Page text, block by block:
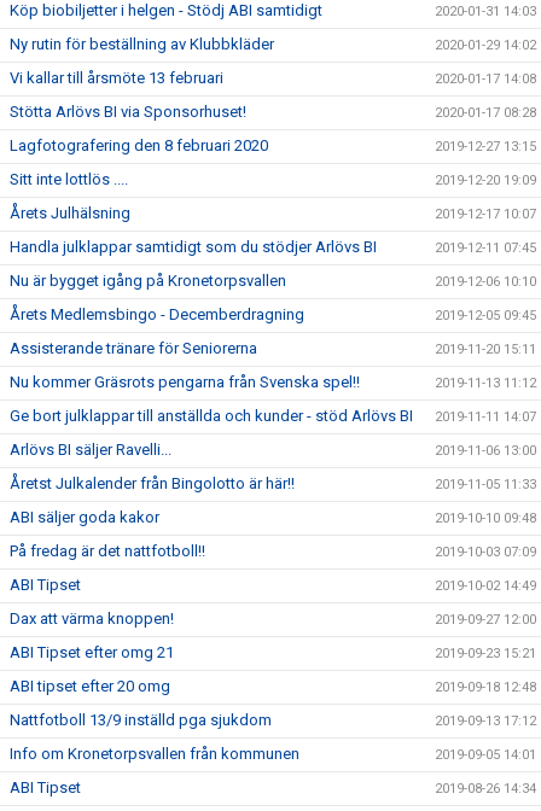
Köp biobiljetter i helgen - Stödj ABI samtidigt 2020-01-31 14:03
Ny rutin för beställning av Klubbkläder 2020-01-29 14:02
Vi kallar till årsmöte 13 februari 2020-01-17 14:08
Stötta Arlövs BI via Sponsorhuset! 2020-01-17 08:28
Lagfotografering den 8 februari 2020 2019-12-27 13:15
Sitt inte lottlös .... 2019-12-20 19:09
Årets Julhälsning 2019-12-17 10:07
Handla julklappar samtidigt som du stödjer Arlövs BI 2019-12-11 07:45
Nu är bygget igång på Kronetorpsvallen 2019-12-06 10:10
Årets Medlemsbingo - Decemberdragning 2019-12-05 09:45
Assisterande tränare för Seniorerna 2019-11-20 15:11
Nu kommer Gräsrots pengarna från Svenska spel!! 2019-11-13 11:12
Ge bort julklappar till anställda och kunder - stöd Arlövs BI 2019-11-11 14:07
Arlövs BI säljer Ravelli... 2019-11-06 13:00
Åretst Julkalender från Bingolotto är här!! 2019-11-05 11:33
ABI säljer goda kakor 2019-10-10 09:48
På fredag är det nattfotboll!! 2019-10-03 07:09
ABI Tipset 2019-10-02 14:49
Dax att värma knoppen! 2019-09-27 12:00
ABI Tipset efter omg 21 2019-09-23 15:21
ABI tipset efter 20 omg 2019-09-18 12:48
Nattfotboll 13/9 inställd pga sjukdom 2019-09-13 17:12
Info om Kronetorpsvallen från kommunen 2019-09-05 14:01
ABI Tipset 2019-08-26 14:34